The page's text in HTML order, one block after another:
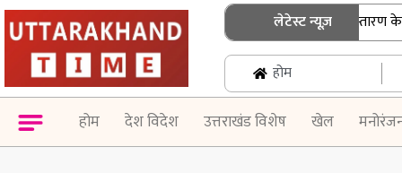
लेटेस्ट न्यूज़
उत्तराखंड: एसआईआर नोटिस के निस्तारण के
होम
होम देश विदेश उत्तराखंड विशेष खेल